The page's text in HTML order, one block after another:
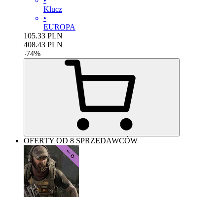
Klucz
•
EUROPA
105.33 PLN
408.43 PLN
-74%
OFERTY OD 8 SPRZEDAWCÓW